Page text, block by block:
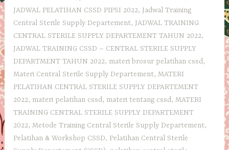
JADWAL PELATIHAN CSSD PIPSI 2022, Jadwal Training
Central Sterile Supply Departement, JADWAL TRAINING
CENTRAL STERILE SUPPLY DEPARTEMENT TAHUN 2022,
JADWAL TRAINING CSSD – CENTRAL STERILE SUPPLY
DEPARTMENT TAHUN 2022, materi brosur pelatihan cssd,
Materi Central Sterile Supply Departement,MATERI
PELATIHAN CENTRAL STERILE SUPPLY DEPARTEMENT
2022, materi pelatihan cssd, materi tentang cssd,MATERI
TRAINING CENTRAL STERILE SUPPLY DEPARTEMENT
2022,Metode Training Central Sterile Supply Departement,
Pelatihan & Workshop CSSD, Pelatihan Central Sterile